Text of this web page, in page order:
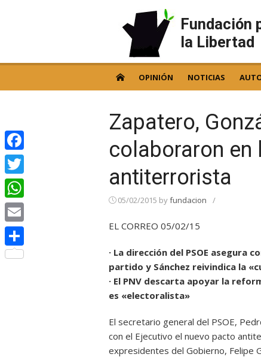
Fundación
la Libertad
OPINIÓN NOTICIAS
Zapatero,
colaboraron
antiterrorista
05/02/2015 byfundacion /
EL CORREO 05/02/15
· La dirección del PSOE
partido y Sánchez reivindica la
· El PNV descarta apoyar la
es «electoralista»
El secretario general del PSOE,
con el Ejecutivo el nuevo pacto
expresidentes del Gobierno, Felipe
Facebook
Twitter
WhatsApp
Email
Compartir